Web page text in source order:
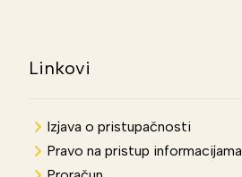
Linkovi
Izjava o pristupačnosti
Pravo na pristup informacijama